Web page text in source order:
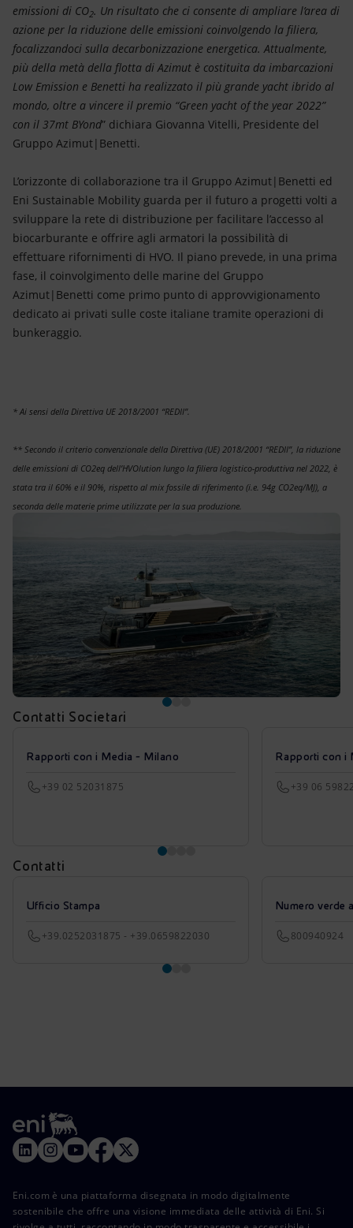
emissioni di CO2. Un risultato che ci consente di ampliare l’area di
azione per la riduzione delle emissioni coinvolgendo la filiera,
focalizzandoci sulla decarbonizzazione energetica. Attualmente,
più della metà della flotta di Azimut è costituita da imbarcazioni
Low Emission e Benetti ha realizzato il più grande yacht ibrido al
mondo, oltre a vincere il premio “Green yacht of the year 2022”
con il 37mt BYond” dichiara Giovanna Vitelli, Presidente del
Gruppo Azimut|Benetti.
L’orizzonte di collaborazione tra il Gruppo Azimut|Benetti ed
Eni Sustainable Mobility guarda per il futuro a progetti volti a
sviluppare la rete di distribuzione per facilitare l’accesso al
biocarburante e offrire agli armatori la possibilità di
effettuare rifornimenti di HVO. Il piano prevede, in una prima
fase, il coinvolgimento delle marine del Gruppo
Azimut|Benetti come primo punto di approvvigionamento
dedicato ai privati sulle coste italiane tramite operazioni di
bunkeraggio.
* Ai sensi della Direttiva UE 2018/2001 “REDII”.
** Secondo il criterio convenzionale della Direttiva (UE) 2018/2001 “REDII”, la riduzione
delle emissioni di CO2eq dell’HVOlution lungo la filiera logistico-produttiva nel 2022, è
stata tra il 60% e il 90%, rispetto al mix fossile di riferimento (i.e. 94g CO2eq/MJ), a
seconda delle materie prime utilizzate per la sua produzione.
Contatti Societari
Rapporti con i Media - Milano
+39 02 52031875
Rapporti con i
+39 06
Contatti
Ufficio Stampa
+39.0252031875 - +39.0659822030
Numero verde
800940924
Eni.com è una piattaforma disegnata in modo digitalmente
sostenibile che offre una visione immediata delle attività di Eni. Si